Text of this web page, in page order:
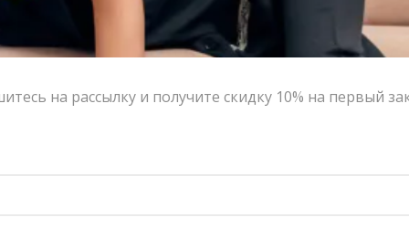
на рассылку и получите скидку 10% на первый